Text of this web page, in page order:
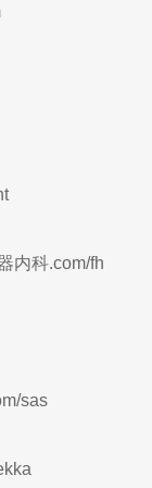
内科.com/fh
sas